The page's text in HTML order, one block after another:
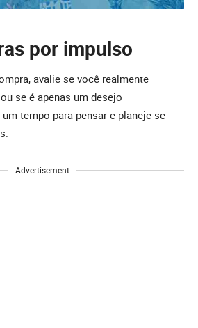
por impulso
avalie se você realmente
se é apenas um desejo
tempo para pensar e planeje-se
Advertisement